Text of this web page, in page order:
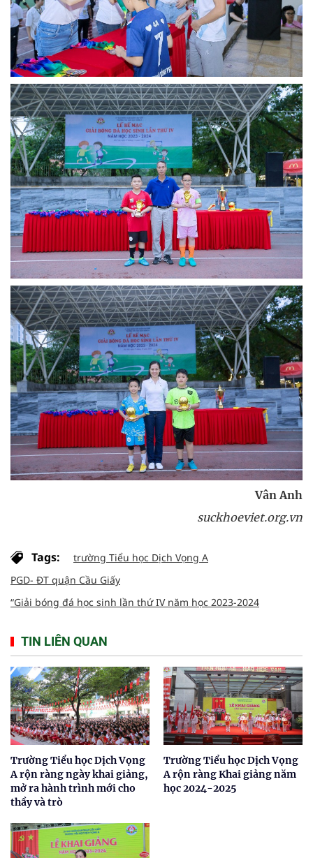
Vân Anh
suckhoeviet.org.vn
Tags:
trường Tiểu học Dịch Vọng A
PGD- ĐT quận Cầu Giấy
“Giải bóng đá học sinh lần thứ IV năm học 2023-2024
TIN LIÊN QUAN
Trường Tiểu học Dịch Vọng
A rộn ràng ngày khai giảng,
mở ra hành trình mới cho
thầy và trò
Trường Tiểu học Dịch Vọng
A rộn ràng Khai giảng năm
học 2024-2025